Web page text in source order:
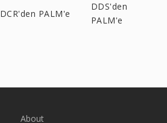
DCR'den PALM'e
DDS'den
PALM'e
About